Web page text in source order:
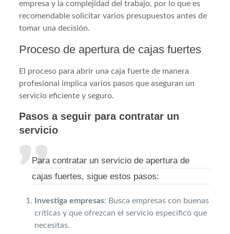
empresa y la complejidad del trabajo, por lo que es
recomendable solicitar varios presupuestos antes de
tomar una decisión.
Proceso de apertura de cajas fuertes
El proceso para abrir una caja fuerte de manera
profesional implica varios pasos que aseguran un
servicio eficiente y seguro.
Pasos a seguir para contratar un
servicio
Para contratar un servicio de apertura de
cajas fuertes, sigue estos pasos:
Investiga empresas: Busca empresas con buenas
críticas y que ofrezcan el servicio específico que
necesitas.